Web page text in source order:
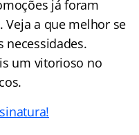
já foram
Veja a que melhor se
necessidades.
um vitorioso no